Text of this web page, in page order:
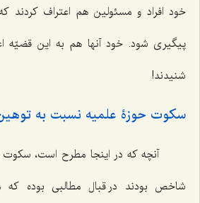
خود افراد و مسئولین هم اعتراف کردند
پیگیری شود. خود آنها هم به این قضیّه
شنیدند!
سکوت حوزۀ علمیه نسبت به توهین
آنچه که در اینجا مطرح است، سکوت
شاخص بودند در قبال مطالبی بوده